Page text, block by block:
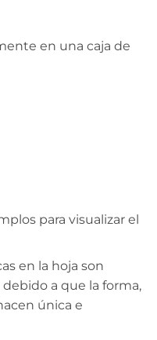
en una caja de
para visualizar el
en la hoja son
a que la forma,
única e